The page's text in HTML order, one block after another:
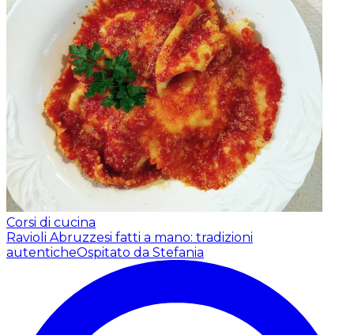
Corsi di cucina
Ravioli Abruzzesi fatti a mano: tradizioni
autenticheOspitato da Stefania